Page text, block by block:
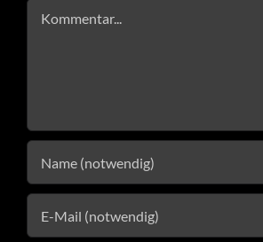
Kommentar